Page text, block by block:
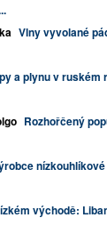
Vlny vyvolané
a plynu v ruském
Rozhořčený
východě: